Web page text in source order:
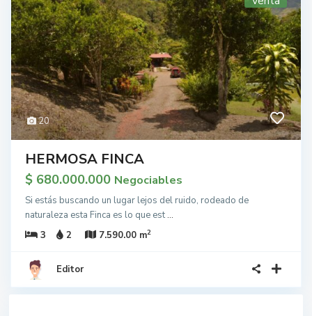
20
HERMOSA FINCA
$ 680.000.000 Negociables
Si estás buscando un lugar lejos del ruido, rodeado de
naturaleza esta Finca es lo que est...
3
2 7.590.00 m2
Editor